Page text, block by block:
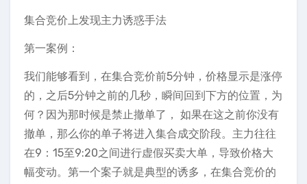
集合竞价上发现主力诱惑手法
第一案例：
我们能够看到，在集合竞价前5分钟，价格显示是涨停
的，之后5分钟之前的几秒，瞬间回到下方的位置，为
何？因为那时候是禁止撤单了， 如果在这之前你没有
撤单，那么你的单子将进入集合成交阶段。主力往往
在9：15至9:20之间进行虚假买卖大单，导致价格大
幅变动。第一个案子就是典型的诱多，在集合竞价的